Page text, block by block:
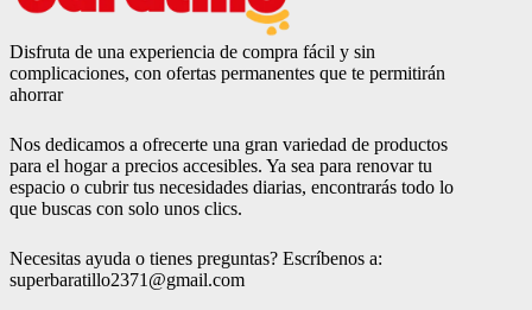
Disfruta de una experiencia de compra fácil y sin
complicaciones, con ofertas permanentes que te permitirán
ahorrar
Nos dedicamos a ofrecerte una gran variedad de productos
para el hogar a precios accesibles. Ya sea para renovar tu
espacio o cubrir tus necesidades diarias, encontrarás todo lo
que buscas con solo unos clics.
Necesitas ayuda o tienes preguntas? Escríbenos a:
superbaratillo2371@gmail.com